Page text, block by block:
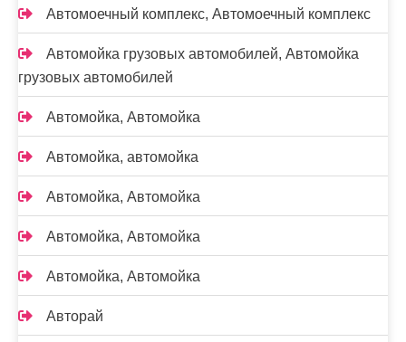
Автомоечный комплекс, Автомоечный комплекс
Автомойка грузовых автомобилей, Автомойка
грузовых автомобилей
Автомойка, Автомойка
Автомойка, автомойка
Автомойка, Автомойка
Автомойка, Автомойка
Автомойка, Автомойка
Авторай